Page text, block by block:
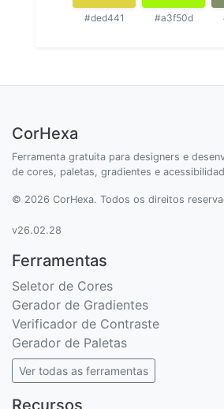
#ded441 #a3f50d
CorHexa
Ferramenta gratuita para designers e
de cores, paletas, gradientes e
© 2026 CorHexa. Todos os direitos
v26.02.28
Ferramentas
Seletor de Cores
Gerador de Gradientes
Verificador de Contraste
Gerador de Paletas
Ver todas as ferramentas
Recursos